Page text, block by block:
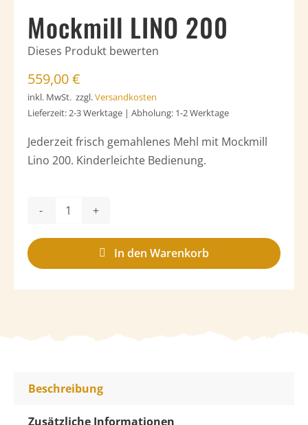
Mockmill LINO 200
Dieses Produkt bewerten
559,00€
inkl. MwSt. zzgl.Versandkosten
Lieferzeit:2-3 Werktage | Abholung: 1-2 Werktage
Jederzeit frisch gemahlenes Mehl mit Mockmill
Lino 200. Kinderleichte Bedienung.
Mockmill
LINO
In den Warenkorb
Beschreibung
Zusätzliche Informationen